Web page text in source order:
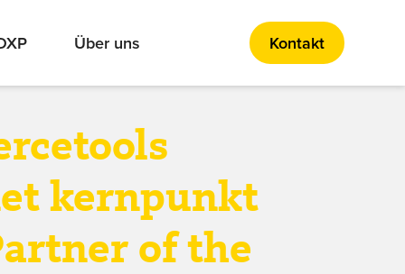
Über uns Kontakt
kernpunkt
of the